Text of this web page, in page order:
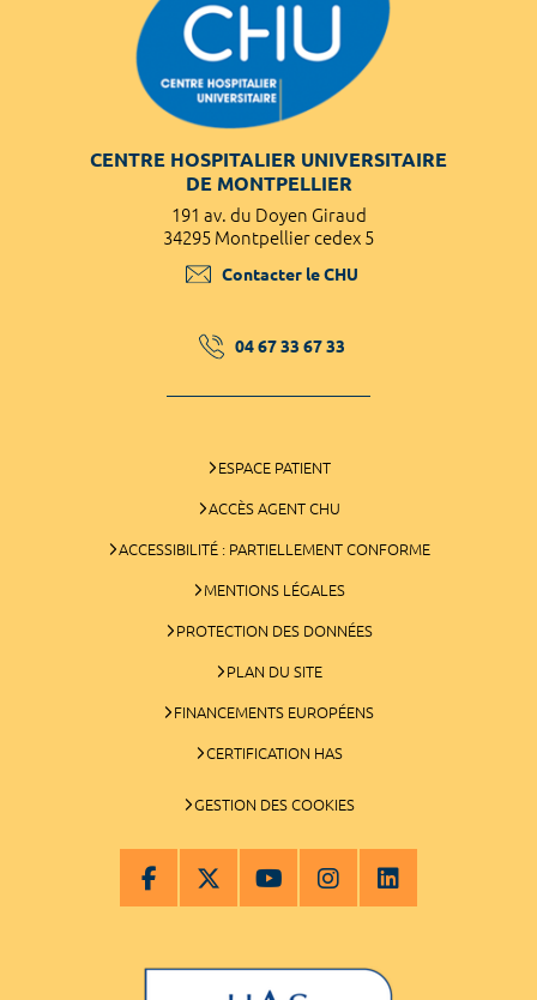
CENTRE HOSPITALIER UNIVERSITAIRE
DE MONTPELLIER
191 av. du Doyen Giraud
34295 Montpellier cedex 5
Contacter le CHU
04 67 33 67 33
ESPACE PATIENT
ACCÈS AGENT CHU
ACCESSIBILITÉ : PARTIELLEMENT CONFORME
MENTIONS LÉGALES
PROTECTION DES DONNÉES
PLAN DU SITE
FINANCEMENTS EUROPÉENS
CERTIFICATION HAS
GESTION DES COOKIES